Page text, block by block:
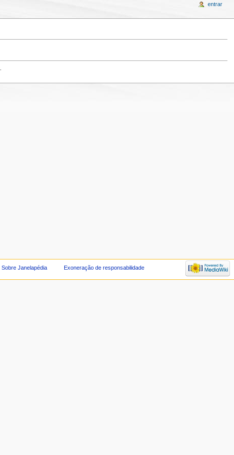
entrar
Sobre Janelapédia Exoneração de responsabilidade